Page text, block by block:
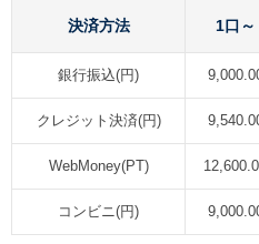
決済方法 1口～
銀行振込(円)
クレジット決済(円)
WebMoney(PT)
コンビニ(円)